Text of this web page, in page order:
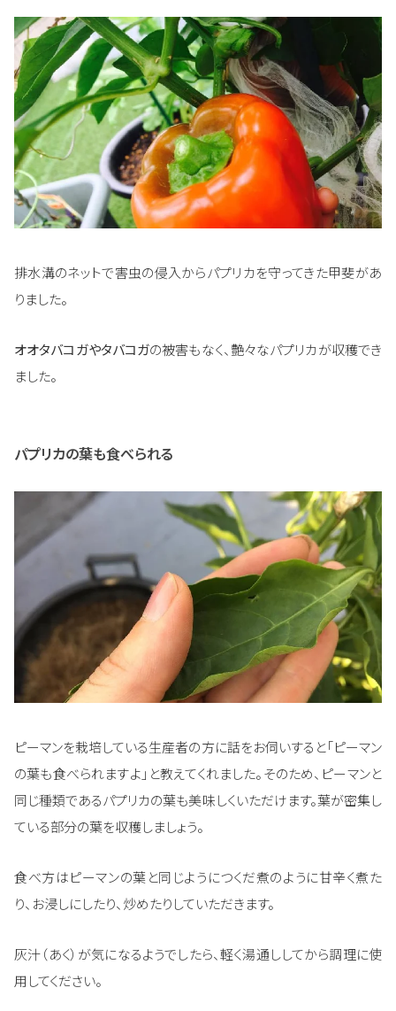
排水溝のネットで害虫の侵入からパプリカを守ってきた甲斐があ
りました。
オオタバコガやタバコガの被害もなく、艶々なパプリカが収穫でき
ました。
パプリカの葉も食べられる
ピーマンを栽培している生産者の方に話をお伺いすると「ピーマン
の葉も食べられますよ」と教えてくれました。そのため、ピーマンと
同じ種類であるパプリカの葉も美味しくいただけます。葉が密集し
ている部分の葉を収穫しましょう。
食べ方はピーマンの葉と同じようにつくだ煮のように甘辛く煮た
り、お浸しにしたり、炒めたりしていただきます。
灰汁（あく）が気になるようでしたら、軽く湯通ししてから調理に使
用してください。